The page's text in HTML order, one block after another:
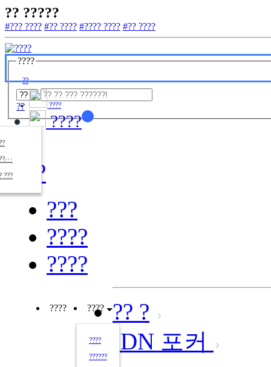
?? ?????
#??? ???? #?? ???? #???? ???? #?? ????
????
??
?? ????
??
???
????
????
???
????
????
???? ????
????
??????
?? ?
IDN 포커